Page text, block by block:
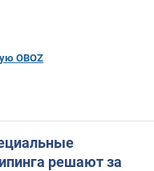
OBOZ
решают за